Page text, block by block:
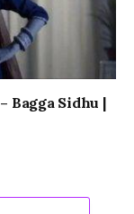
Bagga Sidhu |